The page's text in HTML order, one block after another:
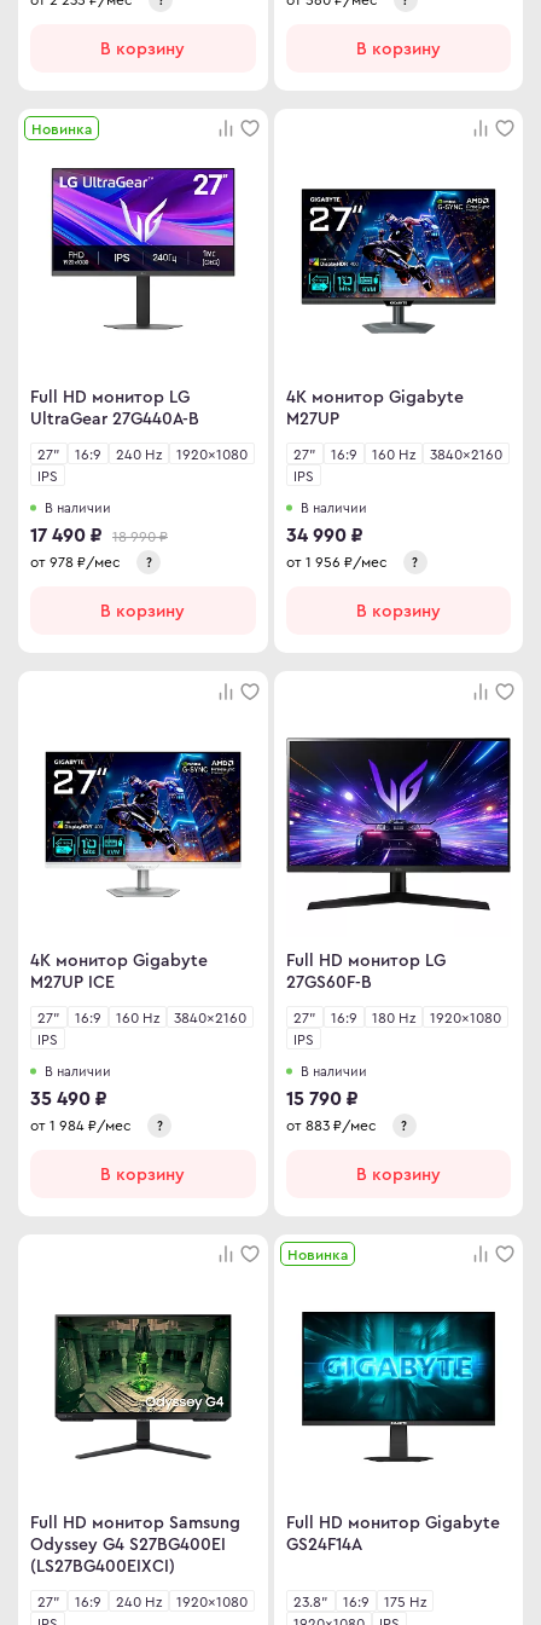
мониторы
и возврат
заказ
В корзину В корзину
Новинка
Full HD монитор LG
UltraGear 27G440A-B
27" 16:9 240 Hz
1920×1080
IPS
В наличии
17 490 ₽
18 990 ₽
от 978 ₽/мес ?
В корзину
4K монитор Gigabyte
M27UP
27" 16:9 160 Hz
3840×2160
IPS
В наличии
34 990 ₽
от 1 956 ₽/мес ?
В корзину
4K монитор Gigabyte
M27UP ICE
27" 16:9 160 Hz
3840×2160
IPS
В наличии
35 490 ₽
от 1 984 ₽/мес ?
В корзину
Full HD монитор LG
27GS60F-B
27" 16:9 180 Hz
1920×1080
IPS
В наличии
15 790 ₽
от 883₽/мес ?
В корзину
Full HD монитор Samsung
Odyssey G4 S27BG400EI
(LS27BG400EIXCI)
27" 16:9 240 Hz
1920×1080
Новинка
Full HD монитор Gigabyte
GS24F14A
23.8" 16:9
175 Hz